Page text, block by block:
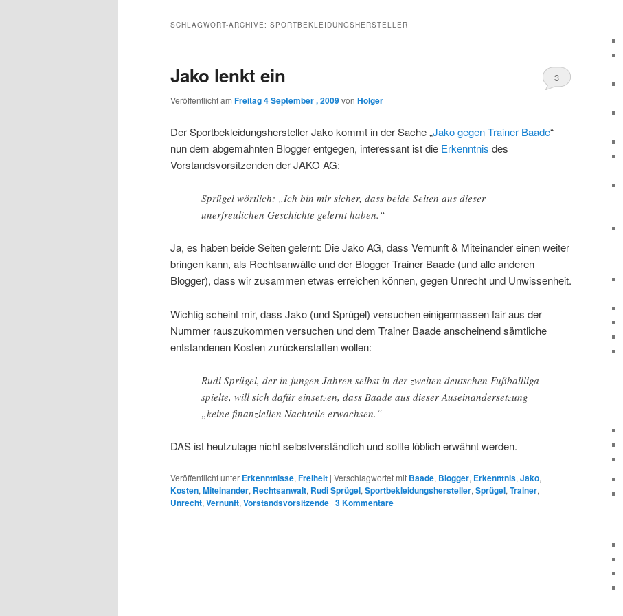
wechseln
SCHLAGWORT-ARCHIVE: SPORTBEKLEIDUNGSHERSTELLER
Jako lenkt ein
Veröffentlicht am Freitag 4 September , 2009von Holger
3
Der Sportbekleidungshersteller Jako kommt in der Sache „Jako gegen Trainer Baade“
nun dem abgemahnten Blogger entgegen, interessant ist die Erkenntnis des
Vorstandsvorsitzenden der JAKO AG:
Sprügel wörtlich: „Ich bin mir sicher, dass beide Seiten aus dieser
unerfreulichen Geschichte gelernt haben.“
Ja, es haben beide Seiten gelernt: Die Jako AG, dass Vernunft & Miteinander einen weiter
bringen kann, als Rechtsanwälte und der Blogger Trainer Baade (und alle anderen
Blogger), dass wir zusammen etwas erreichen können, gegen Unrecht und Unwissenheit.
Wichtig scheint mir, dass Jako (und Sprügel) versuchen einigermassen fair aus der
Nummer rauszukommen versuchen und dem Trainer Baade anscheinend sämtliche
entstandenen Kosten zurückerstatten wollen:
Rudi Sprügel, der in jungen Jahren selbst in der zweiten deutschen Fußballliga
spielte, will sich dafür einsetzen, dass Baade aus dieser Auseinandersetzung
„keine finanziellen Nachteile erwachsen.“
DAS ist heutzutage nicht selbstverständlich und sollte löblich erwähnt werden.
Veröffentlicht unter Erkenntnisse, Freiheit | Verschlagwortet mit Baade, Blogger, Erkenntnis, Jako,
Kosten, Miteinander, Rechtsanwalt, Rudi Sprügel, Sportbekleidungshersteller, Sprügel, Trainer,
Unrecht, Vernunft, Vorstandsvorsitzende | 3Kommentare